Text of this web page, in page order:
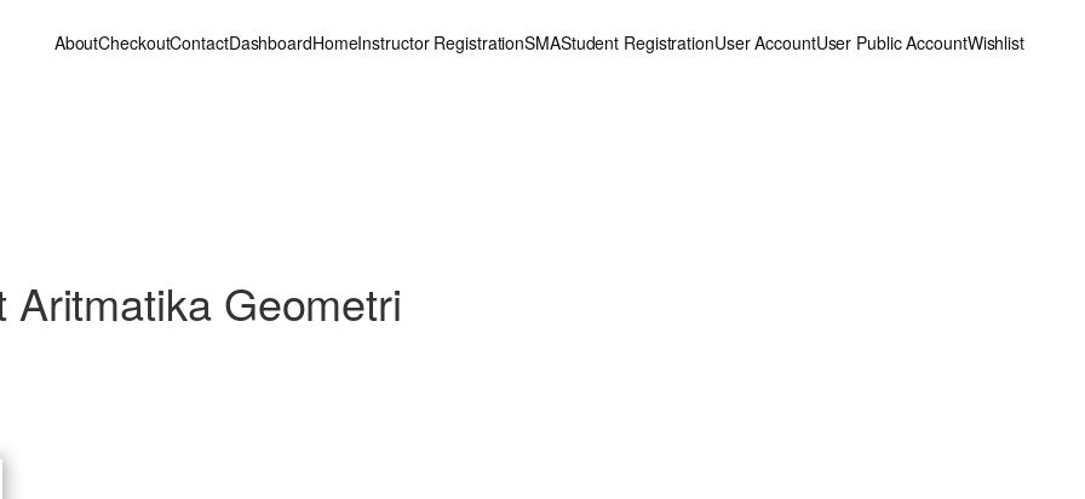
AboutCheckoutContactDashboardHomeInstructor RegistrationSMAStudent RegistrationUser AccountUser Public AccountWishlist
Geometri